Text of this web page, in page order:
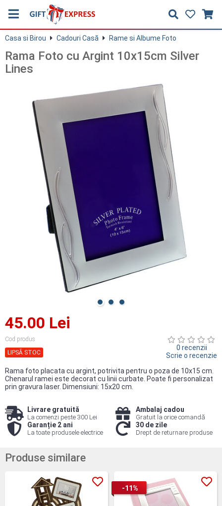
Casa si Birou Cadouri Casă Rame si Albume Foto
Rama Foto cu Argint 10x15cm Silver
Lines
45.00 Lei
Cod produs
LIPSĂ STOC
0 recenzii
Scrie o recenzie
Rama foto placata cu argint, potrivita pentru o poza de 10x15 cm.
Chenarul ramei este decorat cu linii curbate. Poate fi personalizat
prin gravura laser. Dimensiuni: 15x20 cm.
Livrare gratuită
La comenzi peste 300 Lei
Ambalaj cadou
Gratuit la orice comandă
Garanție 2 ani
La toate produsele electrice
30 de zile
Drept de returnare produse
Produse similare
-11%